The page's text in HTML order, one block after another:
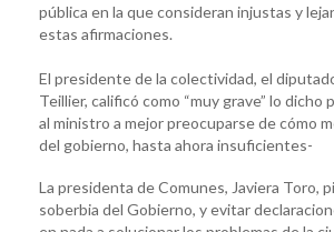
pública en la que consideran injustas y
estas afirmaciones.
El presidente de la colectividad, el
Teillier, calificó como “muy grave” lo dicho
al ministro a mejor preocuparse de cómo
del gobierno, hasta ahora insuficientes-
La presidenta de Comunes, Javiera Toro,
soberbia del Gobierno, y evitar